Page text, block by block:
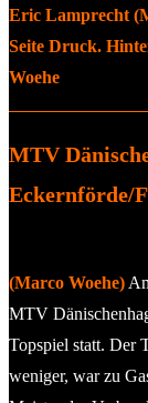
Eric Lamprecht
Seite Druck.
Woehe
MTV
Eckernförde/
(Marco Woehe)
MTV
Topspiel statt. Der
weniger, war zu